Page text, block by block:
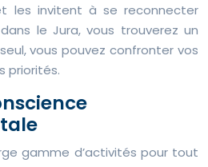
les invitent à se reconnecter
le Jura, vous trouverez un
vous pouvez confronter vos
priorités.
gamme d’activités pour tout